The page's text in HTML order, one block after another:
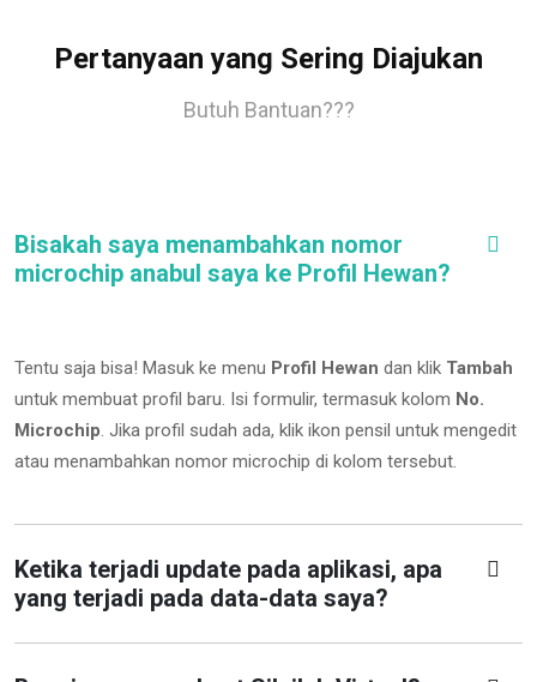
Pertanyaan yang Sering Diajukan
Butuh Bantuan???
Bisakah saya menambahkan nomor
microchip anabul saya ke Profil Hewan?
Tentu saja bisa! Masuk ke menu Profil Hewan dan klik Tambah
untuk membuat profil baru. Isi formulir, termasuk kolom No.
Microchip. Jika profil sudah ada, klik ikon pensil untuk mengedit
atau menambahkan nomor microchip di kolom tersebut.
Ketika terjadi update pada aplikasi, apa
yang terjadi pada data-data saya?